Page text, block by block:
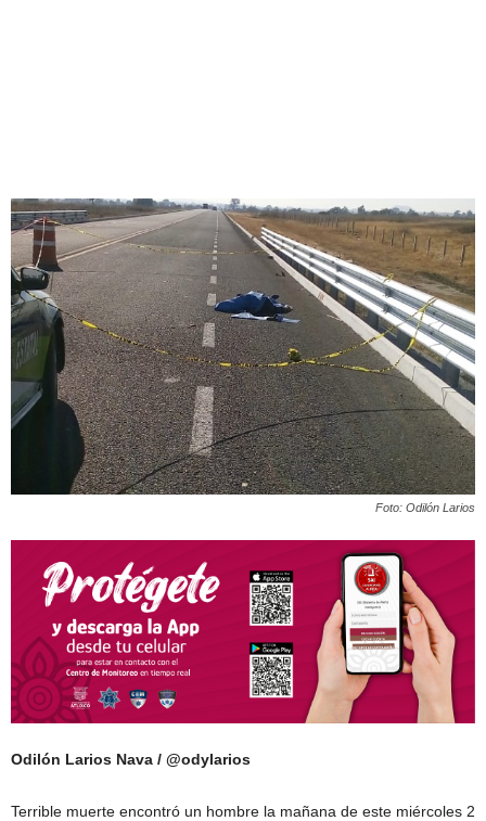
Foto: Odilón Larios
Odilón Larios Nava / @odylarios
Terrible muerte encontró un hombre la mañana de este miércoles 2